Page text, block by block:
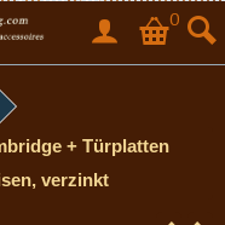
0
+ Türplatten
verzinkt